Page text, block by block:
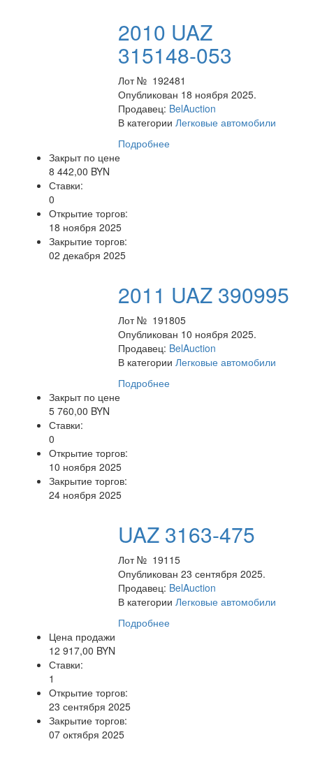
2010 UAZ
315148-053
Лот № 192481
Опубликован 18 ноября 2025.
Продавец: BelAuction
В категорииЛегковые автомобили
Подробнее
Закрыт по цене
8 442,00 BYN
Ставки:
0
Открытие торгов:
18 ноября 2025
Закрытие торгов:
02 декабря 2025
2011 UAZ 390995
Лот № 191805
Опубликован 10 ноября 2025.
Продавец: BelAuction
В категорииЛегковые автомобили
Подробнее
Закрыт по цене
5 760,00 BYN
Ставки:
0
Открытие торгов:
10 ноября 2025
Закрытие торгов:
24 ноября 2025
UAZ 3163-475
Лот № 19115
Опубликован 23 сентября 2025.
Продавец: BelAuction
В категорииЛегковые автомобили
Подробнее
Цена продажи
12 917,00 BYN
Ставки:
1
Открытие торгов:
23 сентября 2025
Закрытие торгов:
07 октября 2025